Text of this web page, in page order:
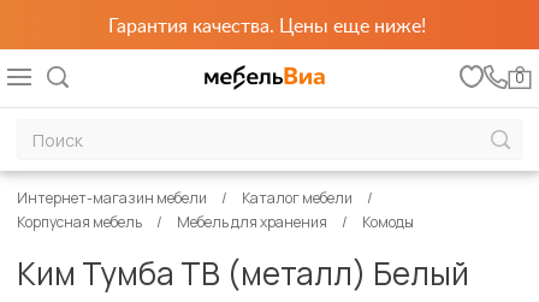
Гарантия качества. Цены еще ниже!
0
Интернет-магазин мебели
Каталог мебели
Корпусная мебель
Мебель для хранения Комоды
Ким Тумба ТВ (металл) Белый